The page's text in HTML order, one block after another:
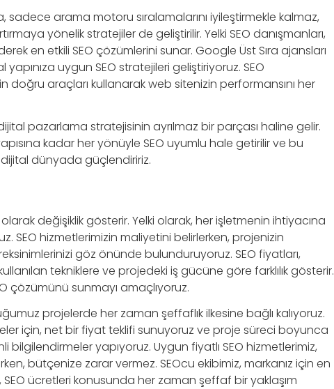
sadece arama motoru sıralamalarını iyileştirmekle kalmaz,
yönelik stratejiler de geliştirilir. Yelki SEO danışmanları,
en etkili SEO çözümlerini sunar. Google Üst Sıra ajansları
yapınıza uygun SEO stratejileri geliştiriyoruz. SEO
doğru araçları kullanarak web sitenizin performansını her
dijital pazarlama stratejisinin ayrılmaz bir parçası haline gelir.
kadar her yönüyle SEO uyumlu hale getirilir ve bu
dijital dünyada güçlendiririz.
değişiklik gösterir. Yelki olarak, her işletmenin ihtiyacına
SEO hizmetlerimizin maliyetini belirlerken, projenizin
göz önünde bulunduruyoruz. SEO fiyatları,
tekniklere ve projedeki iş gücüne göre farklılık gösterir.
çözümünü sunmayı amaçlıyoruz.
projelerde her zaman şeffaflık ilkesine bağlı kalıyoruz.
için, net bir fiyat teklifi sunuyoruz ve proje süreci boyunca
bilgilendirmeler yapıyoruz. Uygun fiyatlı SEO hizmetlerimiz,
bütçenize zarar vermez. SEOcu ekibimiz, markanız için en
SEO ücretleri konusunda her zaman şeffaf bir yaklaşım